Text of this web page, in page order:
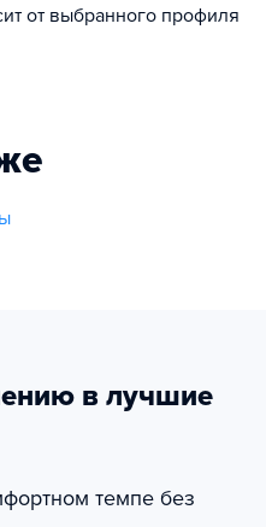
от выбранного профиля
в лучшие
темпе без